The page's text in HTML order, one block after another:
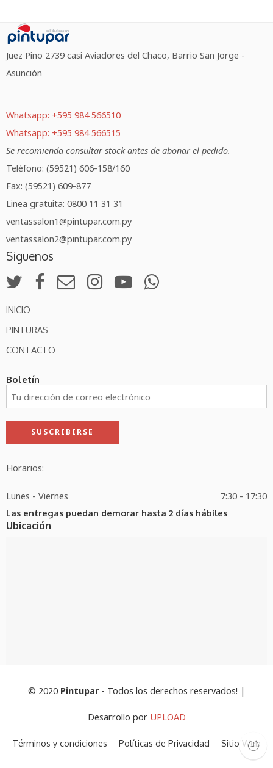
Juez Pino 2739 casi Aviadores del Chaco, Barrio San Jorge -
Asunción
Whatsapp: +595 984 566510
Whatsapp: +595 984 566515
Se recomienda consultar stock antes de abonar el pedido.
Teléfono: (59521) 606-158/160
Fax: (59521) 609-877
Linea gratuita: 0800 11 31 31
ventassalon1@pintupar.com.py
ventassalon2@pintupar.com.py
Siguenos
INICIO
PINTURAS
CONTACTO
Boletín
Horarios:
Lunes - Viernes 7:30 - 17:30
Las entregas puedan demorar hasta 2 días hábiles
Ubicación
© 2020 Pintupar- Todos los derechos reservados! |
Desarrollo por UPLOAD
Términos y condiciones Políticas de Privacidad Sitio Web